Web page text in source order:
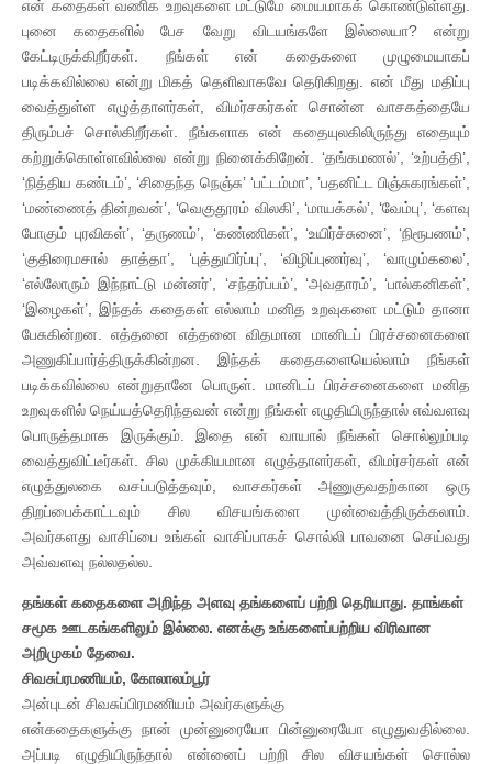
என் கதைகள் வணிக உறவுகளை மட்டுமே மையமாகக் கொண்டுள்ளது.
புனை கதைகளில் பேச வேறு விடயங்களே இல்லையா? என்று
கேட்டிருக்கிறீர்கள். நீங்கள் என் கதைகளை முழுமையாகப்
படிக்கவில்லை என்று மிகத் தெளிவாகவே தெரிகிறது. என் மீது மதிப்பு
வைத்துள்ள எழுத்தாளர்கள், விமர்சகர்கள் சொன்ன வாசகத்தையே
திரும்பச் சொல்கிறீர்கள். நீங்களாக என் கதையுலகிலிருந்து எதையும்
கற்றுக்கொள்ளவில்லை என்று நினைக்கிறேன். ‘தங்கமணல்’, ‘உற்பத்தி’,
‘நித்திய கண்டம்’, ‘சிதைந்த நெஞ்சு’ ‘பட்டம்மா’, ’பதனிட்ட பிஞ்சுகரங்கள்’,
‘மண்ணைத் தின்றவன்’, ‘வெகுதூரம் விலகி’, ‘மாயக்கல்’, ‘வேம்பு’, ‘களவு
போகும் புரவிகள்’, ‘தருணம்’, ‘கண்ணிகள்’, ‘உயிர்ச்சுனை’, ‘நிரூபணம்’,
‘குதிரைமசால் தாத்தா’, ‘புத்துயிர்ப்பு’, ‘விழிப்புணர்வு’, ‘வாழும்கலை’,
‘எல்லோரும் இந்நாட்டு மன்னர்’, ‘சந்தர்ப்பம்’, ‘அவதாரம்’, ‘பால்கனிகள்’,
‘இழைகள்’, இந்தக் கதைகள் எல்லாம் மனித உறவுகளை மட்டும் தானா
பேசுகின்றன. எத்தனை எத்தனை விதமான மானிடப் பிரச்சனைகளை
அணுகிப்பார்த்திருக்கின்றன. இந்தக் கதைகளையெல்லாம் நீங்கள்
படிக்கவில்லை என்றுதானே பொருள். மானிடப் பிரச்சனைகளை மனித
உறவுகளில் நெய்யத்தெரிந்தவன் என்று நீங்கள் எழுதியிருந்தால் எவ்வளவு
பொருத்தமாக இருக்கும். இதை என் வாயால் நீங்கள் சொல்லும்படி
வைத்துவிட்டீர்கள். சில முக்கியமான எழுத்தாளர்கள், விமர்சர்கள் என்
எழுத்துலகை வசப்படுத்தவும், வாசகர்கள் அணுகுவதற்கான ஒரு
திறப்பைக்காட்டவும் சில விசயங்களை முன்வைத்திருக்கலாம்.
அவர்களது வாசிப்பை உங்கள் வாசிப்பாகச் சொல்லி பாவனை செய்வது
அவ்வளவு நல்லதல்ல.
தங்கள் கதைகளை அறிந்த அளவு தங்களைப் பற்றி தெரியாது. தாங்கள்
சமூக ஊடகங்களிலும் இல்லை. எனக்கு உங்களைப்பற்றிய விரிவான
அறிமுகம் தேவை.
சிவசுப்ரமணியம், கோலாலம்பூர்
அன்புடன் சிவசுப்பிரமணியம் அவர்களுக்கு
என்கதைகளுக்கு நான் முன்னுரையோ பின்னுரையோ எழுதுவதில்லை.
அப்படி எழுதியிருந்தால் என்னைப் பற்றி சில விசயங்கள் சொல்ல